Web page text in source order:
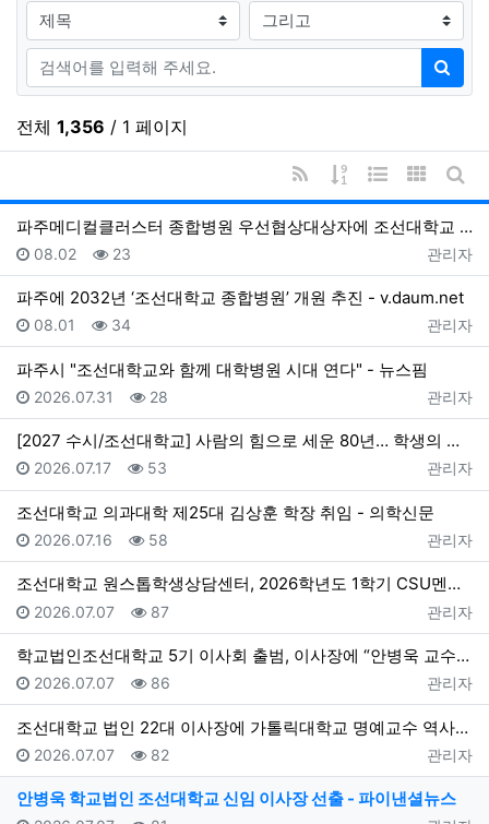
검색대상
검색어
검색
전체 1,356 / 1 페이지
RSS
게시물 정렬
웹진 스타일
갤러리게
파주메디컬클러스터 종합병원 우선협상대상자에 조선대학교 선정 - 동아일보
등록자
관리자
등록일
08.02 조회
23
파주에 2032년 ‘조선대학교 종합병원’ 개원 추진 - v.daum.net
등록자
관리자
등록일
08.01 조회
34
파주시 "조선대학교와 함께 대학병원 시대 연다" - 뉴스핌
등록자
관리자
등록일
2026.07.31 조회
28
[2027 수시/조선대학교] 사람의 힘으로 세운 80년… 학생의 미래 여는 100년 준비 - 한국대학신문
등록자
관리자
등록일
2026.07.17 조회
53
조선대학교 의과대학 제25대 김상훈 학장 취임 - 의학신문
등록자
관리자
등록일
2026.07.16 조회
58
조선대학교 원스톱학생상담센터, 2026학년도 1학기 CSU멘토단 활동 성료 > 뉴스 - 더코리아
등록자
관리자
등록일
2026.07.07 조회
87
학교법인조선대학교 5기 이사회 출범, 이사장에 “안병욱 교수” 선임 - 대학지성 In&Out
등록자
관리자
등록일
2026.07.07 조회
86
조선대학교 법인 22대 이사장에 가톨릭대학교 명예교수 역사학자 안병욱 교수 선임 - 데일리스포츠한국
등록자
관리자
등록일
2026.07.07 조회
82
안병욱 학교법인 조선대학교 신임 이사장 선출 - 파이낸셜뉴스